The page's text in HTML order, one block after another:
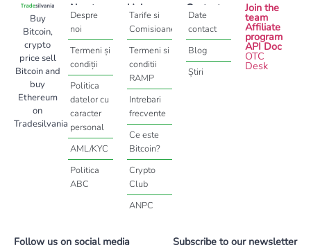
Buy
Bitcoin,
crypto
price sell
Bitcoin and
buy
Ethereum
on
Tradesilvania
About
Despre
noi
Termeni și
condiții
Politica
datelor cu
caracter
personal
AML/KYC
Politica
ABC
Help
Tarife si
Comisioane
Termeni si
conditii
RAMP
Intrebari
frecvente
Ce este
Bitcoin?
Crypto
Club
ANPC
Contact
Date
contact
Blog
Știri
Join the
team
Affiliate
program
API Doc
OTC
Desk
Follow us on social media Subscribe to our newsletter